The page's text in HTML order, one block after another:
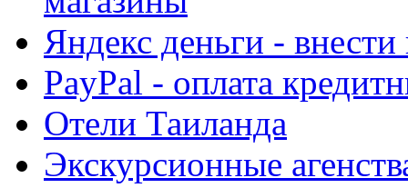
Яндекс деньги - внести
PayPal - оплата
Отели Таиланда
Экскурсионные